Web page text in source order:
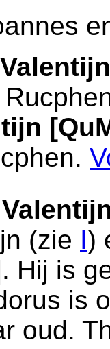
.
(zie I)
Hij is
is
oud.